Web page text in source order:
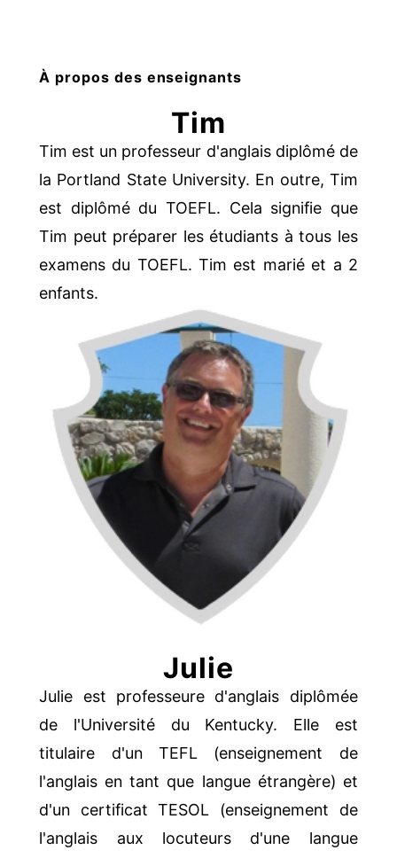
À propos des enseignants
Tim
Tim est un professeur d'anglais diplômé de
la Portland State University. En outre, Tim
est diplômé du TOEFL. Cela signifie que
Tim peut préparer les étudiants à tous les
examens du TOEFL. Tim est marié et a 2
enfants.
d
Julie
Julie est professeure d'anglais diplômée
de l'Université du Kentucky. Elle est
titulaire d'un TEFL (enseignement de
l'anglais en tant que langue étrangère) et
d'un certificat TESOL (enseignement de
l'anglais aux locuteurs d'une langue